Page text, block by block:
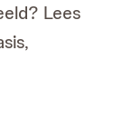
Lees